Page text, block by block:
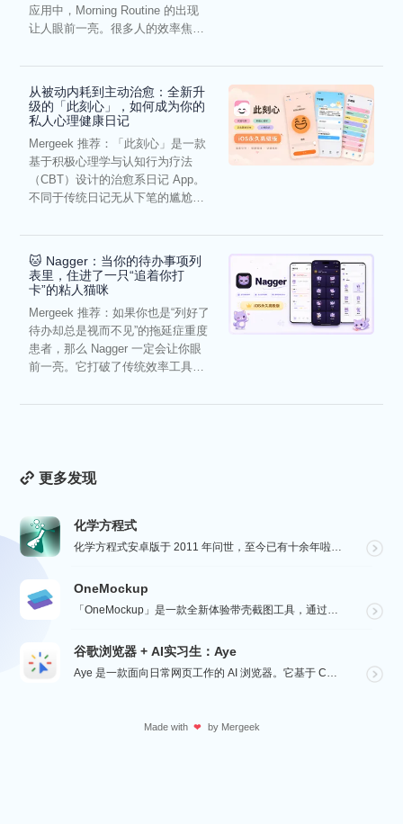
应用中，Morning Routine 的出现
让人眼前一亮。很多人的效率焦
从被动内耗到主动治愈：全新升
级的「此刻心」，如何成为你的
私人心理健康日记
Mergeek 推荐：「此刻心」是一款
基于积极心理学与认知行为疗法
（CBT）设计的治愈系日记 App。
不同于传统日记无从下笔的尴尬，
🐱 Nagger：当你的待办事项列
表里，住进了一只“追着你打
卡”的粘人猫咪
Mergeek 推荐：如果你也是“列好了
待办却总是视而不见”的拖延症重度
患者，那么 Nagger 一定会让你眼
前一亮。它打破了传统效率工具冰
更多发现
化学方程式
化学方程式安卓版于 2011 年问世，至今已有十余年啦！在广大网友的积极贡献和我们的悉心维护下，如今...
OneMockup
「OneMockup」是一款全新体验带壳截图工具，通过导入个人照片和丰富的设备模型，用户可以轻松创建...
谷歌浏览器 + AI实习生：Aye
Aye 是一款面向日常网页工作的 AI 浏览器。它基于 Chromium 构建，保留接近谷歌浏览器的...
Made with ❤ by Mergeek